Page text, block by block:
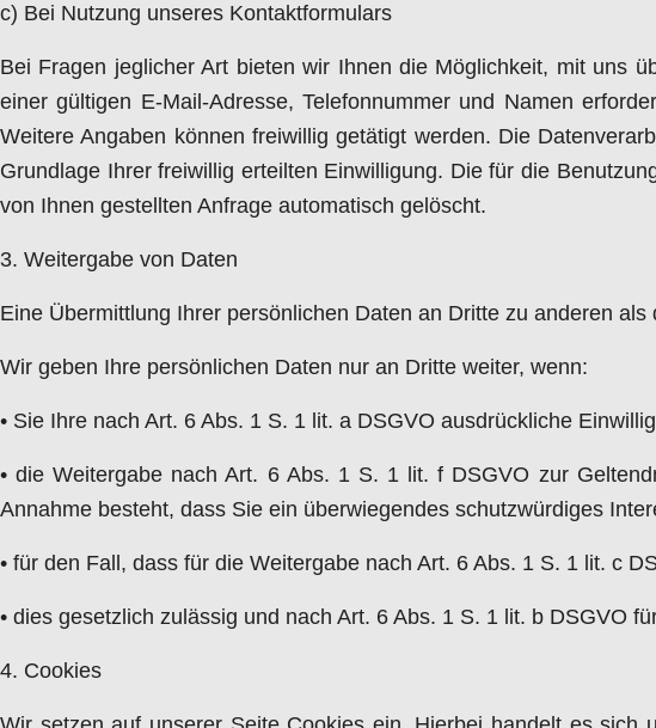
c) Bei Nutzung unseres Kontaktformulars
Bei Fragen jeglicher Art bieten wir Ihnen die Möglichkeit, mit uns
einer gültigen E-Mail-Adresse, Telefonnummer und Namen
Weitere Angaben können freiwillig getätigt werden. Die
Grundlage Ihrer freiwillig erteilten Einwilligung. Die für die
von Ihnen gestellten Anfrage automatisch gelöscht.
3. Weitergabe von Daten
Eine Übermittlung Ihrer persönlichen Daten an Dritte zu anderen
Wir geben Ihre persönlichen Daten nur an Dritte weiter, wenn:
• Sie Ihre nach Art. 6 Abs. 1 S. 1 lit. a DSGVO ausdrückliche
• die Weitergabe nach Art. 6 Abs. 1 S. 1 lit. f DSGVO zur
Annahme besteht, dass Sie ein überwiegendes schutzwürdiges
• für den Fall, dass für die Weitergabe nach Art. 6 Abs. 1 S. 1 lit. c
• dies gesetzlich zulässig und nach Art. 6 Abs. 1 S. 1 lit. b DSGVO
4. Cookies